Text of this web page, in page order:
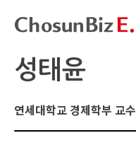
성태윤
연세대학교 경제학부 교수